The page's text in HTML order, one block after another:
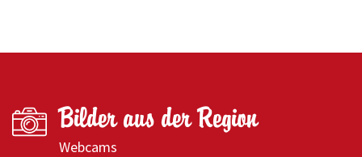
Bilder aus der Region
Webcams